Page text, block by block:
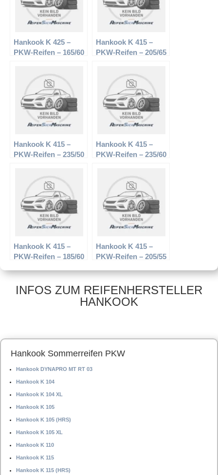
Hankook K 425 –
PKW-Reifen – 165/60
Hankook K 415 –
PKW-Reifen – 205/65
Hankook K 415 –
PKW-Reifen – 235/50
Hankook K 415 –
PKW-Reifen – 235/60
Hankook K 415 –
PKW-Reifen – 185/60
Sommerreifen
Hankook K 415 –
PKW-Reifen – 205/55
Sommerreifen
INFOS ZUM REIFENHERSTELLER
HANKOOK
Hankook Sommerreifen PKW
Hankook DYNAPRO MT RT 03
Hankook K 104
Hankook K 104 XL
Hankook K 105
Hankook K 105 (HRS)
Hankook K 105 XL
Hankook K 110
Hankook K 115
Hankook K 115 (HRS)